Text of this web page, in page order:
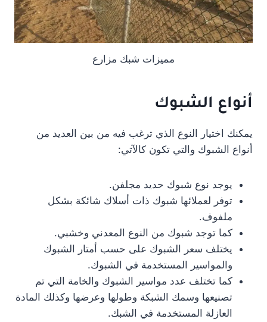
مميزات شبك مزارع
أنواع الشبوك
يمكنك اختيار النوع الذي ترغب فيه من بين العديد من
أنواع الشبوك والتي تكون كالآتي:
يوجد نوع شبوك حديد مجلفن.
توفر لعملائها شبوك ذات أسلاك شائكة بشكل
ملفوف.
كما توجد شبوك من النوع المعدني وخشبي.
يختلف سعر الشبوك على حسب أمتار الشبوك
والمواسير المستخدمة في الشبوك.
كما تختلف عدد مواسير الشبوك والخامة التي تم
تصنيعها وسمك الشبكة وطولها وعرضها وكذلك المادة
العازلة المستخدمة في الشبك.